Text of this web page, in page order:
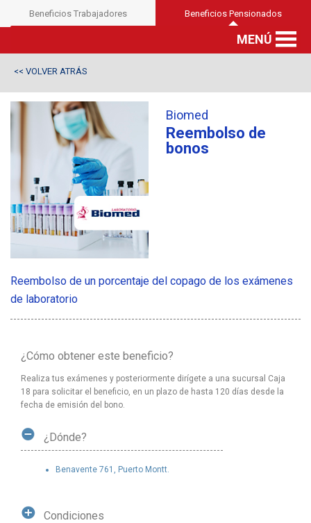
Beneficios Trabajadores Beneficios Pensionados
MENÚ
<< VOLVER ATRÁS
Biomed
Reembolso de
bonos
Reembolso de un porcentaje del copago de los exámenes
de laboratorio
¿Cómo obtener este beneficio?
Realiza tus exámenes y posteriormente dirígete a una sucursal Caja
18 para solicitar el beneficio, en un plazo de hasta 120 días desde la
fecha de emisión del bono.
¿Dónde?
Benavente 761, Puerto Montt.
Condiciones